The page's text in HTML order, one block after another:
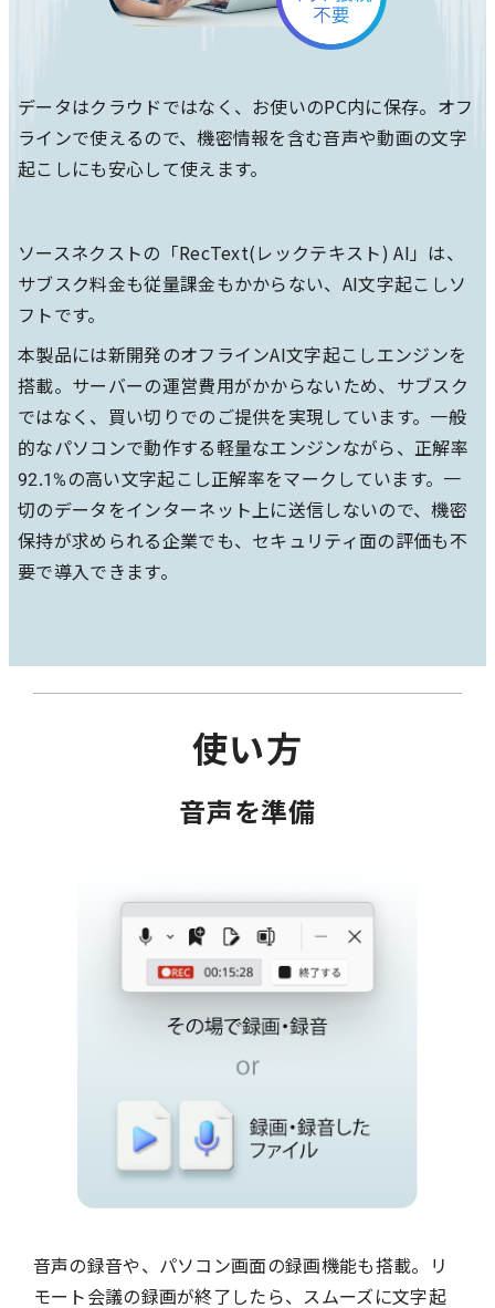
データはクラウドではなく、お使いのPC内に保存。オフ
ラインで使えるので、機密情報を含む音声や動画の文字
起こしにも安心して使えます。
ソースネクストの「RecText(レックテキスト) AI」は、
サブスク料金も従量課金もかからない、AI文字起こしソ
フトです。
本製品には新開発のオフラインAI文字起こしエンジンを
搭載。サーバーの運営費用がかからないため、サブスク
ではなく、買い切りでのご提供を実現しています。一般
的なパソコンで動作する軽量なエンジンながら、正解率
92.1%の高い文字起こし正解率をマークしています。一
切のデータをインターネット上に送信しないので、機密
保持が求められる企業でも、セキュリティ面の評価も不
要で導入できます。
使い方
音声を準備
音声の録音や、パソコン画面の録画機能も搭載。リ
モート会議の録画が終了したら、スムーズに文字起